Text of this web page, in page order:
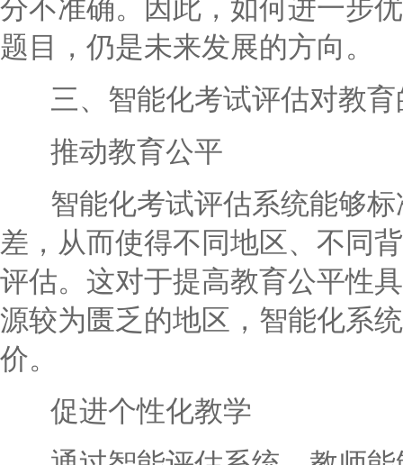
分不准确。因此，如何进一步
题目，仍是未来发展的方向。
三、智能化考试评估对教育
推动教育公平
智能化考试评估系统能够标
差，从而使得不同地区、不同
评估。这对于提高教育公平性
源较为匮乏的地区，智能化系
价。
促进个性化教学